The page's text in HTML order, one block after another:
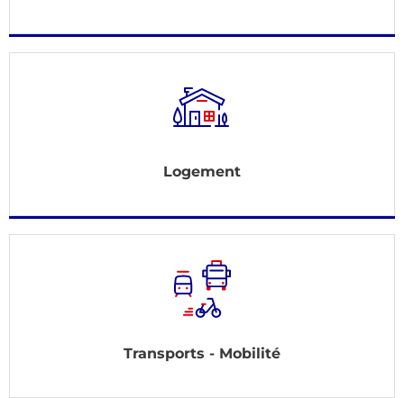
Logement
Transports - Mobilité